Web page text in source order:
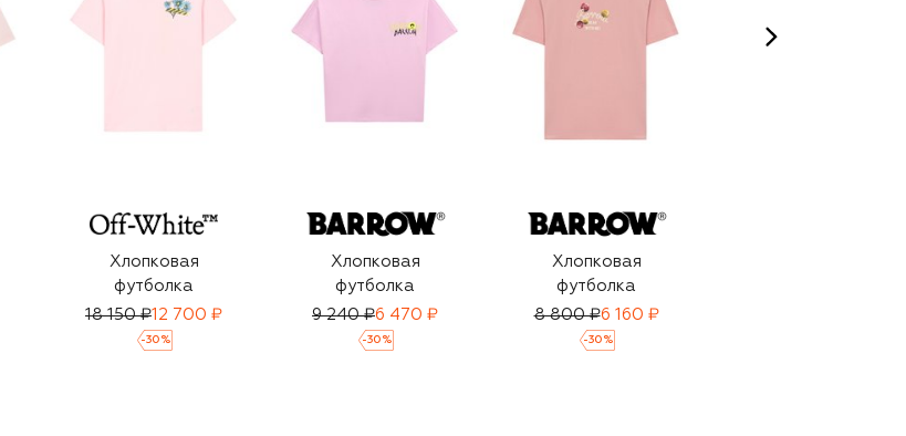
Хлопковая
футболка
18 150 ₽12 700 ₽
-30 %
Хлопковая
футболка
9 240 ₽6 470 ₽
-30 %
Хлопковая
футболка
8 800 ₽6 160 ₽
-30 %